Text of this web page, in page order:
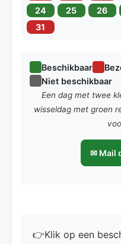
24
25 26
31
Beschikbaar
Niet beschikbaar
Een dag met twee
wisseldag met groen
✉ Mail
👉Klik op een